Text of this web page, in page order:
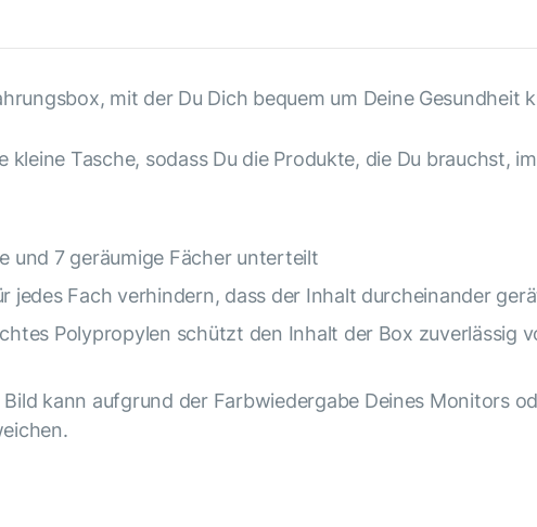
mit der Du Dich bequem um Deine Gesundheit
kleine Tasche, sodass Du die Produkte, die Du brauchst,
und 7 geräumige Fächer unterteilt
jedes Fach verhindern, dass der Inhalt durcheinander
Polypropylen schützt den Inhalt der Box zuverlässig
kann aufgrund der Farbwiedergabe Deines Monitors